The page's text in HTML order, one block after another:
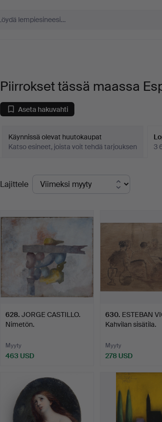
Piirrokset tässä maassa
Aseta hakuvahti
Käynnissä olevat huutokaupat
Katso esineet, joista voit tehdä tarjouksen
3
Lopulliset
hinnat
Lajittele
628. JORGE CASTILLO.
Nimetön.
Myyty
463 USD
630. ESTEBAN
Kahvilan sisätila.
Myyty
278 USD